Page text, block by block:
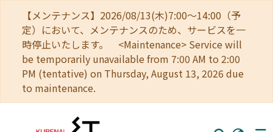
【メンテナンス】2026/08/13(木)7:00～14:00（予
定）において、メンテナンスのため、サービスを一
時停止いたします。 <Maintenance> Service will
be temporarily unavailable from 7:00 AM to 2:00
PM (tentative) on Thursday, August 13, 2026 due
to maintenance.